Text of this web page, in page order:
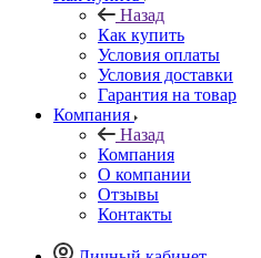
Назад
Как купить
Условия оплаты
Условия доставки
Гарантия на товар
Компания
Назад
Компания
О компании
Отзывы
Контакты